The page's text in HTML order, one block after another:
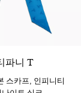
파니 T
스카프, 인피니티